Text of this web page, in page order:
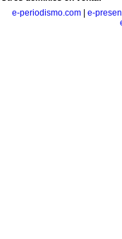
e-periodismo.com
e-